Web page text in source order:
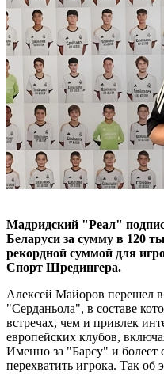
Мадридский "Реал"
Беларуси за сумму в 120
рекордной суммой для
Спорт Шредингера.
Алексей Майоров перешел в
"Серданьола", в составе
встречах, чем и привлек
европейских клубов,
Именно за "Барсу" и болеет
перехватить игрока. Так об